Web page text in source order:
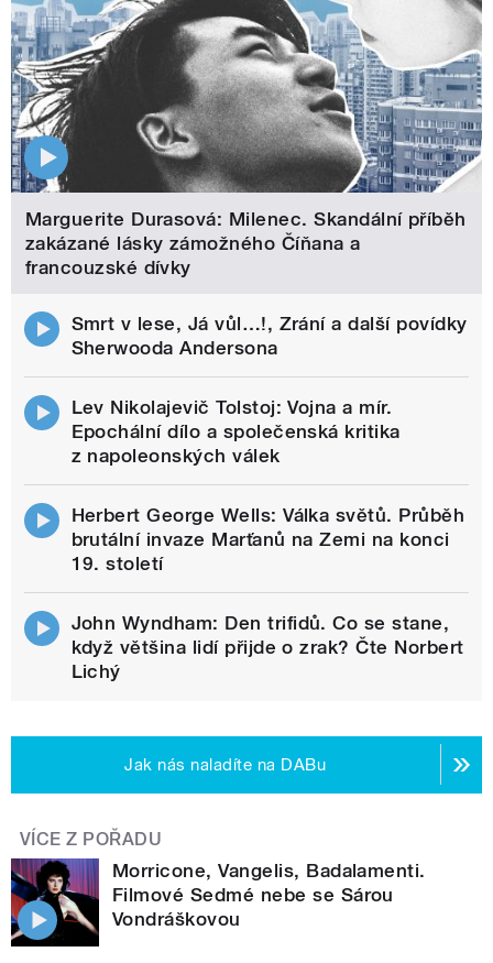
Marguerite Durasová: Milenec. Skandální příběh
zakázané lásky zámožného Číňana a
francouzské dívky
Smrt v lese, Já vůl…!, Zrání a další povídky
Sherwooda Andersona
Lev Nikolajevič Tolstoj: Vojna a mír.
Epochální dílo a společenská kritika
z napoleonských válek
Herbert George Wells: Válka světů. Průběh
brutální invaze Marťanů na Zemi na konci
19. století
John Wyndham: Den trifidů. Co se stane,
když většina lidí přijde o zrak? Čte Norbert
Lichý
Jak nás naladíte na DABu
VÍCE Z POŘADU
Morricone, Vangelis, Badalamenti.
Filmové Sedmé nebe se Sárou
Vondráškovou